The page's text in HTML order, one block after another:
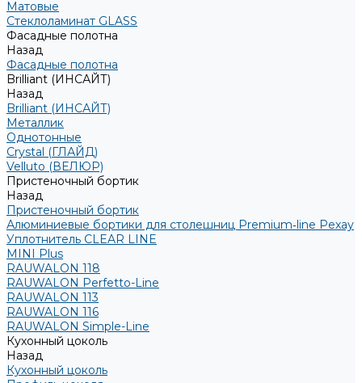
Матовые
Стеклоламинат GLASS
Фасадные полотна
Назад
Фасадные полотна
Brilliant (ИНСАЙТ)
Назад
Brilliant (ИНСАЙТ)
Металлик
Однотонные
Crystal (ГЛАЙД)
Velluto (ВЕЛЮР)
Пристеночный бортик
Назад
Пристеночный бортик
Алюминиевые бортики для столешниц Premium‑line Рехау
Уплотнитель CLEAR LINE
MINI Plus
RAUWALON 118
RAUWALON Perfetto-Line
RAUWALON 113
RAUWALON 116
RAUWALON Simple-Line
Кухонный цоколь
Назад
Кухонный цоколь